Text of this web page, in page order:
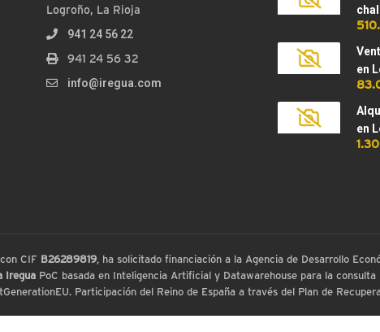
Logroño, La Rioja
941 24 56 22
941 24 56 32
info@iregua.com
en
en
CIF B26289819, ha solicitado financiación a la Agencia de Desarrollo
IreguaPoC basada en Inteligencia Artificial y Datawarehouse para la
Participación del Reino de España a través del Plan de